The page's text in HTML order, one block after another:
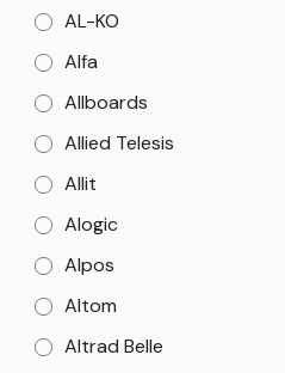
AL-KO
Alfa
Allboards
Allied Telesis
Allit
Alogic
Alpos
Altom
Altrad Belle